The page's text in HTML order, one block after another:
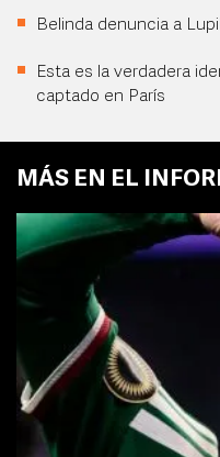
Belinda denuncia a
Esta es la verdadera
captado en París
MÁS EN EL